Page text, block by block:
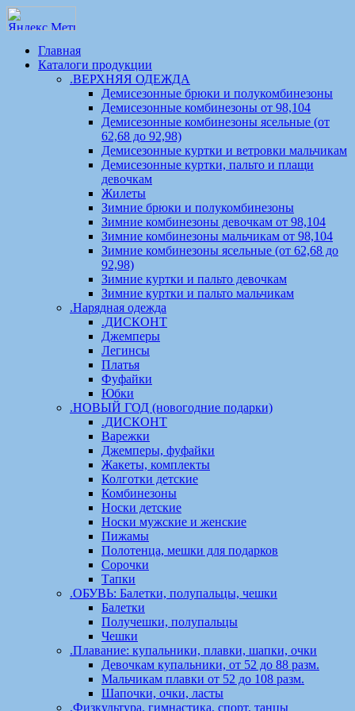
Главная
Каталоги продукции
.ВЕРХНЯЯ ОДЕЖДА
Демисезонные брюки и полукомбинезоны
Демисезонные комбинезоны от 98,104
Демисезонные комбинезоны ясельные (от
62,68 до 92,98)
Демисезонные куртки и ветровки мальчикам
Демисезонные куртки, пальто и плащи
девочкам
Жилеты
Зимние брюки и полукомбинезоны
Зимние комбинезоны девочкам от 98,104
Зимние комбинезоны мальчикам от 98,104
Зимние комбинезоны ясельные (от 62,68 до
92,98)
Зимние куртки и пальто девочкам
Зимние куртки и пальто мальчикам
.Нарядная одежда
.ДИСКОНТ
Джемперы
Легинсы
Платья
Фуфайки
Юбки
.НОВЫЙ ГОД (новогодние подарки)
.ДИСКОНТ
Варежки
Джемперы, фуфайки
Жакеты, комплекты
Колготки детские
Комбинезоны
Носки детские
Носки мужские и женские
Пижамы
Полотенца, мешки для подарков
Сорочки
Тапки
.ОБУВЬ: Балетки, полупальцы, чешки
Балетки
Получешки, полупальцы
Чешки
.Плавание: купальники, плавки, шапки, очки
Девочкам купальники, от 52 до 88 разм.
Мальчикам плавки от 52 до 108 разм.
Шапочки, очки, ласты
.Физкультура, гимнастика, спорт, танцы